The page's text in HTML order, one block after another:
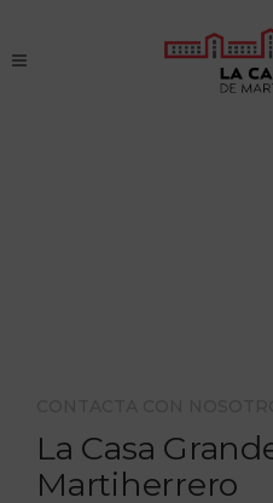
La Casa
Martiherrero